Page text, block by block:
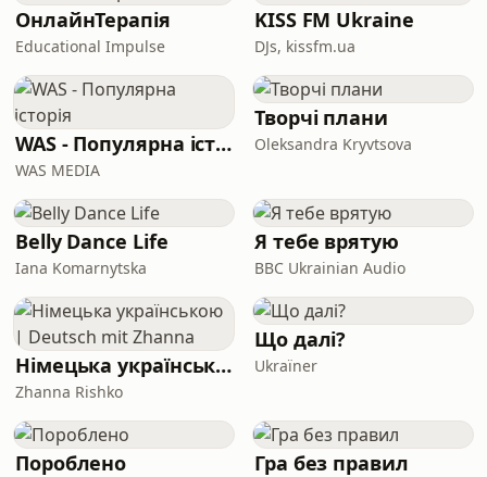
ОнлайнТерапія
Educational Impulse
KISS FM Ukraine
DJs, kissfm.ua
WAS - Популярна історія
WAS MEDIA
Творчі плани
Oleksandra Kryvtsova
Belly Dance Life
Iana Komarnytska
Я тебе врятую
BBC Ukrainian Audio
Німецька українською | Deutsch mit Zhanna
Zhanna Rishko
Що далі?
Ukraїner
Пороблено Гра без правил